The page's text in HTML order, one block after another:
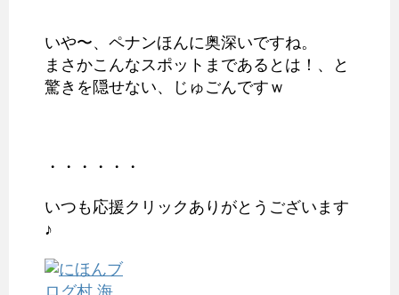
いや〜、ペナンほんに奥深いですね。
まさかこんなスポットまであるとは！、と
驚きを隠せない、じゅごんですｗ
・・・・・・
いつも応援クリックありがとうございます
♪